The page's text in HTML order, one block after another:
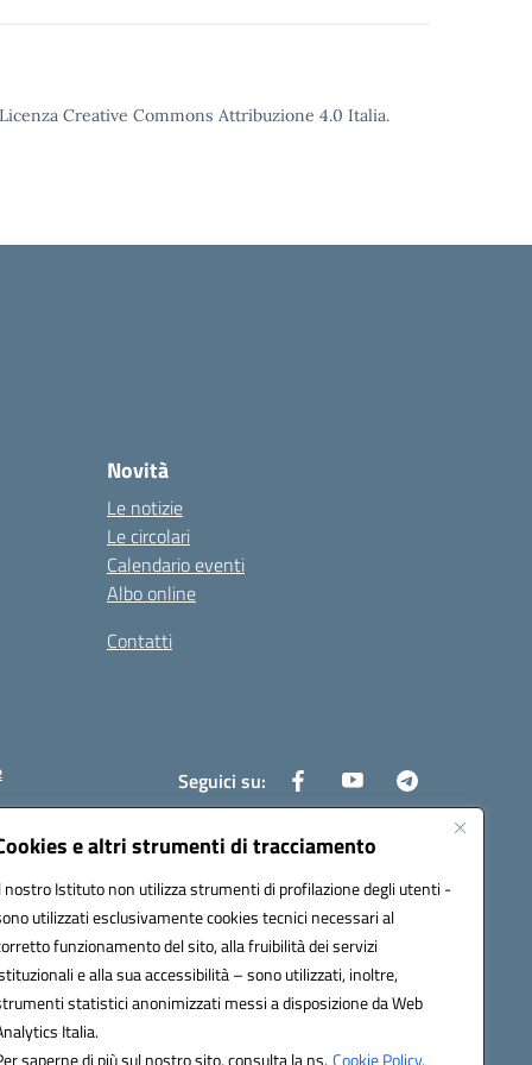
e altri strumenti di tracciamento
nostro Istituto non utilizza strumenti di profilazione degli utenti -
utilizzati esclusivamente cookies tecnici necessari al
funzionamento del sito, alla fruibilità dei servizi
e alla sua accessibilità – sono utilizzati, inoltre,
statistici anonimizzati messi a disposizione da Web
Italia.
saperne di più sul nostro sito, consulta la ns. Cookie Policy.
Creative Commons Attribuzione 4.0 Italia.
Novità
Le notizie
Le circolari
Calendario eventi
Albo online
Contatti
Seguici su: